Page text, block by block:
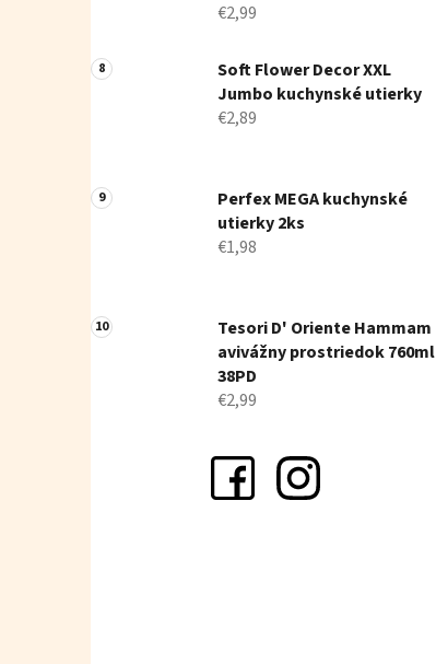
€2,99
Soft Flower Decor XXL
Jumbo kuchynské utierky
€2,89
Perfex MEGA kuchynské
utierky 2ks
€1,98
Tesori D' Oriente Hammam
avivážny prostriedok 760ml
38PD
€2,99